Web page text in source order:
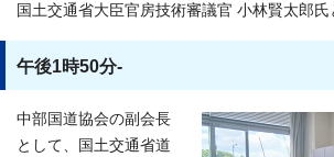
国土交通省大臣官房技術審議官 小林賢太郎氏
午後1時50分-
中部国道協会の副会長
として、国土交通省道